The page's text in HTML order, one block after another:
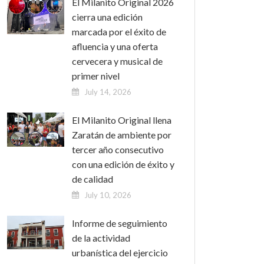
cierra una edición
marcada por el éxito de
afluencia y una oferta
cervecera y musical de
primer nivel
July 14, 2026
El Milanito Original llena
Zaratán de ambiente por
tercer año consecutivo
con una edición de éxito y
de calidad
July 10, 2026
Informe de seguimiento
de la actividad
urbanística del ejercicio